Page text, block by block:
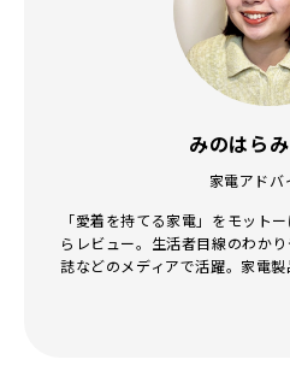
みのはら
家電アドバ
「愛着を持てる家電」をモット
らレビュー。生活者目線のわか
誌などのメディアで活躍。家電製